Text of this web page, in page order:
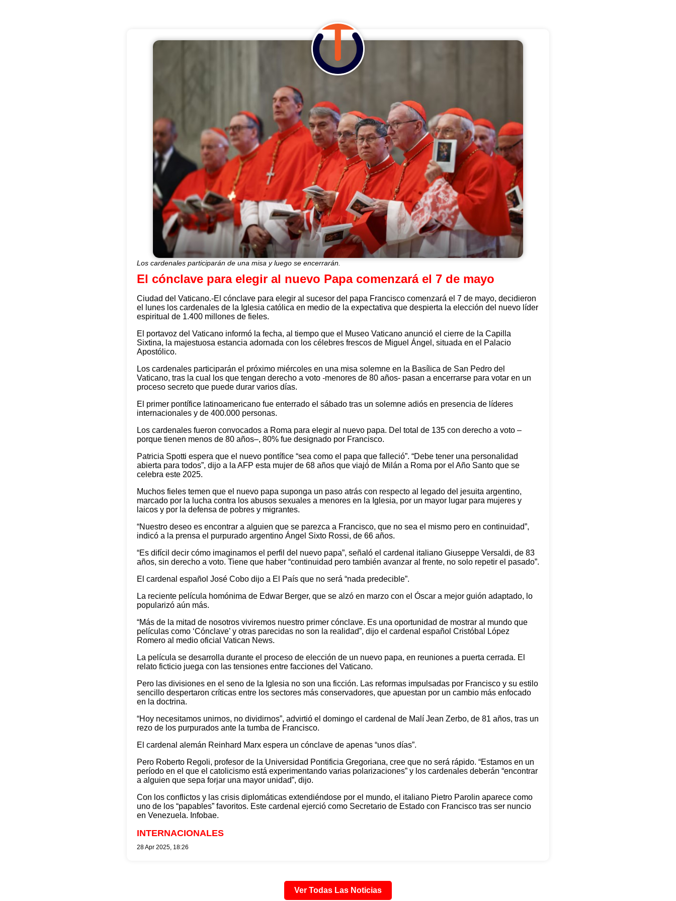
Los cardenales participarán de una misa y luego se encerrarán.
El cónclave para elegir al nuevo Papa comenzará el 7 de mayo
Ciudad del Vaticano.-El cónclave para elegir al sucesor del papa Francisco comenzará el 7 de mayo, decidieron
el lunes los cardenales de la Iglesia católica en medio de la expectativa que despierta la elección del nuevo líder
espiritual de 1.400 millones de fieles.
El portavoz del Vaticano informó la fecha, al tiempo que el Museo Vaticano anunció el cierre de la Capilla
Sixtina, la majestuosa estancia adornada con los célebres frescos de Miguel Ángel, situada en el Palacio
Apostólico.
Los cardenales participarán el próximo miércoles en una misa solemne en la Basílica de San Pedro del
Vaticano, tras la cual los que tengan derecho a voto -menores de 80 años- pasan a encerrarse para votar en un
proceso secreto que puede durar varios días.
El primer pontífice latinoamericano fue enterrado el sábado tras un solemne adiós en presencia de líderes
internacionales y de 400.000 personas.
Los cardenales fueron convocados a Roma para elegir al nuevo papa. Del total de 135 con derecho a voto –
porque tienen menos de 80 años–, 80% fue designado por Francisco.
Patricia Spotti espera que el nuevo pontífice “sea como el papa que falleció”. “Debe tener una personalidad
abierta para todos”, dijo a la AFP esta mujer de 68 años que viajó de Milán a Roma por el Año Santo que se
celebra este 2025.
Muchos fieles temen que el nuevo papa suponga un paso atrás con respecto al legado del jesuita argentino,
marcado por la lucha contra los abusos sexuales a menores en la Iglesia, por un mayor lugar para mujeres y
laicos y por la defensa de pobres y migrantes.
“Nuestro deseo es encontrar a alguien que se parezca a Francisco, que no sea el mismo pero en continuidad”,
indicó a la prensa el purpurado argentino Ángel Sixto Rossi, de 66 años.
“Es difícil decir cómo imaginamos el perfil del nuevo papa”, señaló el cardenal italiano Giuseppe Versaldi, de 83
años, sin derecho a voto. Tiene que haber “continuidad pero también avanzar al frente, no solo repetir el pasado”.
El cardenal español José Cobo dijo a El País que no será “nada predecible”.
La reciente película homónima de Edwar Berger, que se alzó en marzo con el Óscar a mejor guión adaptado, lo
popularizó aún más.
“Más de la mitad de nosotros viviremos nuestro primer cónclave. Es una oportunidad de mostrar al mundo que
películas como ‘Cónclave’ y otras parecidas no son la realidad”, dijo el cardenal español Cristóbal López
Romero al medio oficial Vatican News.
La película se desarrolla durante el proceso de elección de un nuevo papa, en reuniones a puerta cerrada. El
relato ficticio juega con las tensiones entre facciones del Vaticano.
Pero las divisiones en el seno de la Iglesia no son una ficción. Las reformas impulsadas por Francisco y su estilo
sencillo despertaron críticas entre los sectores más conservadores, que apuestan por un cambio más enfocado
en la doctrina.
“Hoy necesitamos unirnos, no dividirnos”, advirtió el domingo el cardenal de Malí Jean Zerbo, de 81 años, tras un
rezo de los purpurados ante la tumba de Francisco.
El cardenal alemán Reinhard Marx espera un cónclave de apenas “unos días”.
Pero Roberto Regoli, profesor de la Universidad Pontificia Gregoriana, cree que no será rápido. “Estamos en un
período en el que el catolicismo está experimentando varias polarizaciones” y los cardenales deberán “encontrar
a alguien que sepa forjar una mayor unidad”, dijo.
Con los conflictos y las crisis diplomáticas extendiéndose por el mundo, el italiano Pietro Parolin aparece como
uno de los “papables” favoritos. Este cardenal ejerció como Secretario de Estado con Francisco tras ser nuncio
en Venezuela. Infobae.
INTERNACIONALES
28 Apr 2025, 18:26
Ver Todas Las Noticias